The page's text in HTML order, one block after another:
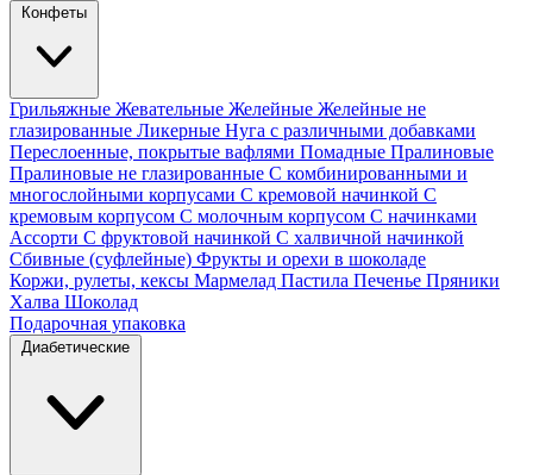
Конфеты
Грильяжные Жевательные Желейные Желейные не
глазированные Ликерные Нуга с различными добавками
Переслоенные, покрытые вафлями Помадные Пралиновые
Пралиновые не глазированные С комбинированными и
многослойными корпусами С кремовой начинкой С
кремовым корпусом С молочным корпусом С начинками
Ассорти С фруктовой начинкой С халвичной начинкой
Сбивные (суфлейные) Фрукты и орехи в шоколаде
Коржи, рулеты, кексы Мармелад Пастила Печенье Пряники
Халва Шоколад
Подарочная упаковка
Диабетические